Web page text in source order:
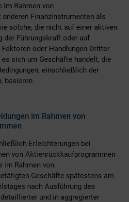
im Rahmen von
Finanzinstrumenten als
solche, die nicht auf einer aktiven
der Führungskraft oder auf
oder Handlungen Dritter
es sich um Geschäfte handelt, die
einschließlich der
basieren.
im Rahmen von
Erleichterungen bei
von Aktienrückkaufprogrammen
im Rahmen von
Geschäfte spätestens am
nach Ausführung des
und in aggregierter